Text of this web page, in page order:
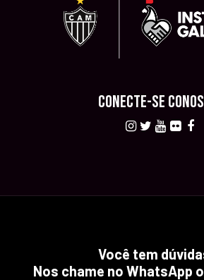
CONECTE-SE
Você tem
Nos chame no WhatsApp